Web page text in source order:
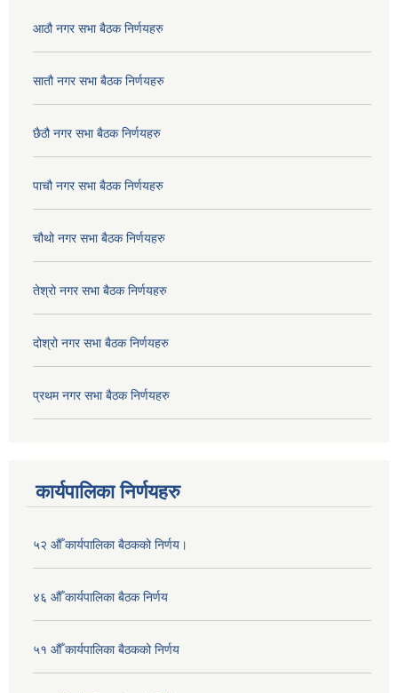
आठौ नगर सभा बैठक निर्णयहरु
सातौ नगर सभा बैठक निर्णयहरु
छैठौ नगर सभा बैठक निर्णयहरु
पाचौ नगर सभा बैठक निर्णयहरु
चौथो नगर सभा बैठक निर्णयहरु
तेश्रो नगर सभा बैठक निर्णयहरु
दोश्रो नगर सभा बैठक निर्णयहरु
प्रथम नगर सभा बैठक निर्णयहरु
कार्यपालिका निर्णयहरु
५२ औँ कार्यपालिका बैठकको निर्णय।
४६ औँ कार्यपालिका बैठक निर्णय
५१ औँ कार्यपालिका बैठकको निर्णय